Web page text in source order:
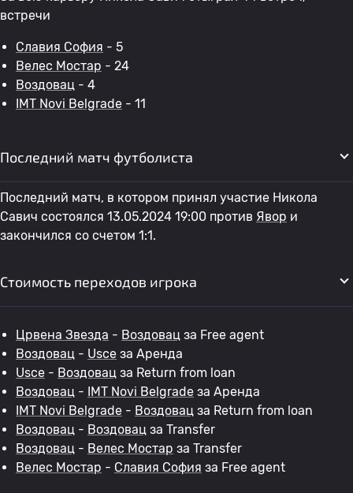
встречи
Славия София - 5
Велес Мостар - 24
Воздовац - 4
IMT Novi Belgrade - 11
Последний матч футболиста
Последний матч, в котором принял участие Никола
Савич состоялся 13.05.2024 19:00 против Явор и
закончился со счетом 1:1.
Стоимость переходов игрока
Црвена Звезда - Воздовац за Free agent
Воздовац - Usce за Аренда
Usce - Воздовац за Return from loan
Воздовац - IMT Novi Belgrade за Аренда
IMT Novi Belgrade - Воздовац за Return from loan
Воздовац - Воздовац за Transfer
Воздовац - Велес Мостар за Transfer
Велес Мостар - Славия София за Free agent